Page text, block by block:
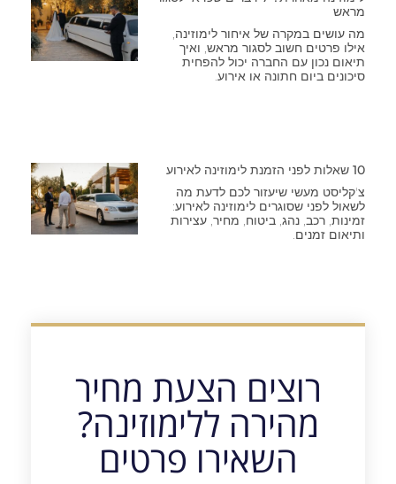
מראש
מה עושים במקרה של איחור לימוזינה,
אילו פרטים חשוב לסגור מראש, ואיך
תיאום נכון עם החברה יכול להפחית
סיכונים ביום חתונה או אירוע.
10 שאלות לפני הזמנת לימוזינה לאירוע
צ'קליסט מעשי שיעזור לכם לדעת מה
לשאול לפני שסוגרים לימוזינה לאירוע:
זמינות, רכב, נהג, ביטוח, מחיר, עצירות
ותיאום זמנים.
רוצים הצעת מחיר
מהירה ללימוזינה?
השאירו פרטים